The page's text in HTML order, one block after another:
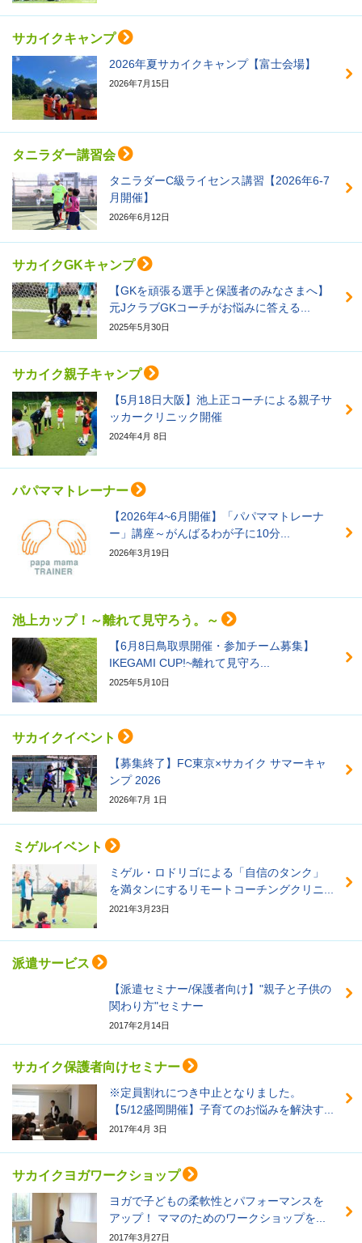
サカイクキャンプ
2026年夏サカイクキャンプ【富士会場】
2026年7月15日
タニラダー講習会
タニラダーC級ライセンス講習【2026年6-7
月開催】
2026年6月12日
サカイクGKキャンプ
【GKを頑張る選手と保護者のみなさまへ】
元JクラブGKコーチがお悩みに答える...
2025年5月30日
サカイク親子キャンプ
【5月18日大阪】池上正コーチによる親子サ
ッカークリニック開催
2024年4月 8日
パパママトレーナー
【2026年4~6月開催】「パパママトレーナ
ー」講座～がんばるわが子に10分...
2026年3月19日
池上カップ！～離れて見守ろう。～
【6月8日鳥取県開催・参加チーム募集】
IKEGAMI CUP!~離れて見守ろ...
2025年5月10日
サカイクイベント
【募集終了】FC東京×サカイク サマーキャ
ンプ 2026
2026年7月 1日
ミゲルイベント
ミゲル・ロドリゴによる「自信のタンク」
を満タンにするリモートコーチングクリニ...
2021年3月23日
派遣サービス
【派遣セミナー/保護者向け】"親子と子供の
関わり方"セミナー
2017年2月14日
サカイク保護者向けセミナー
※定員割れにつき中止となりました。
【5/12盛岡開催】子育てのお悩みを解決す...
2017年4月 3日
サカイクヨガワークショップ
ヨガで子どもの柔軟性とパフォーマンスを
アップ！ ママのためのワークショップを...
2017年3月27日